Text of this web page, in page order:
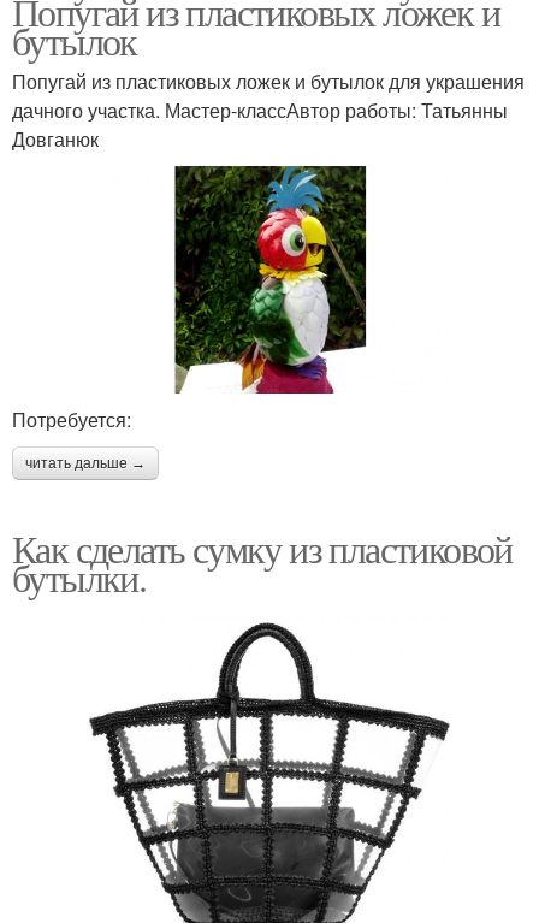
Попугай из пластиковых ложек и
бутылок
Попугай из пластиковых ложек и бутылок для украшения
дачного участка. Мастер-классАвтор работы: Татьянны
Довганюк
Потребуется:
читать дальше →
Как сделать сумку из пластиковой
бутылки.